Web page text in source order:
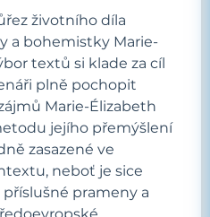
životního díla
a bohemistky Marie-
textů si klade za cíl
plně pochopit
Marie-Élizabeth
jejího přemýšlení
zasazené ve
neboť je sice
prameny a